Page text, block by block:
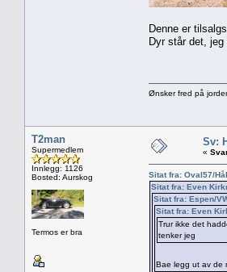
Denne er
Dyr står det, jeg
Ønsker fred på
T2man
Supermedlem
Innlegg: 1126
Bosted: Aurskog
Termos er bra
Sv:
«
Sitat fra: Oval57/
Sitat fra: Even
Sitat fra: Espen/
Sitat fra: Even
Trur ikke det
tenker jeg
Bae legg ut av de